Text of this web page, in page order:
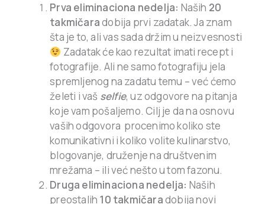
Prva eliminaciona nedelja: Naših 20
takmičaradobija prvi zadatak. Ja znam
šta je to, ali vas sada držim u neizvesnosti
Zadatak će kao rezultat imati recept i
fotografije. Ali ne samo fotografiju jela
spremljenog na zadatu temu – već ćemo
želeti i vaš selfie, uz odgovore na pitanja
koje vam pošaljemo. Cilj je da na osnovu
vaših odgovora procenimo koliko ste
komunikativni i koliko volite kulinarstvo,
blogovanje, druženje na društvenim
mrežama – ili već nešto u tom fazonu.
Druga eliminaciona nedelja: Naših
preostalih 10 takmičaradobija novi